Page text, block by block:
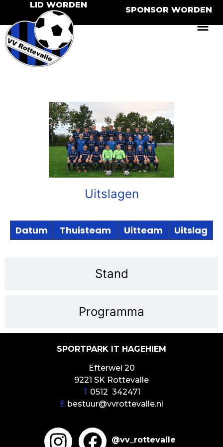
LID WORDEN
SPONSOR WORDEN
Uitslagen
Stand
Programma
Datum Thuisteam Uitteam Uitslag
SPORTPARK IT HAGEHIEM
Efterwei 20
9221 SK Rottevalle
T 0512 342471
E bestuur@vvrottevalle.nl
@vv_rottevalle